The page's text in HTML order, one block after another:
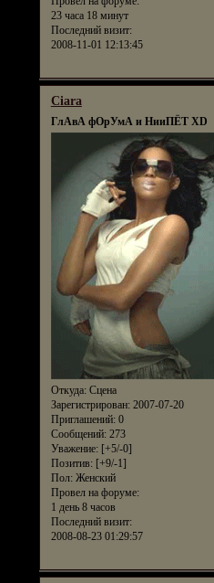
23 часа 18 минут
Последний визит:
2008-11-01 12:13:45
Ciara
ГлАвА фОрУмА и НииПЁТ XD
Откуда:Сцена
Зарегистрирован: 2007-07-20
Приглашений:0
Сообщений:273
Уважение: [+5/-0]
Позитив: [+9/-1]
Пол:Женский
Провел на форуме:
1 день 8 часов
Последний визит:
2008-08-23 01:29:57